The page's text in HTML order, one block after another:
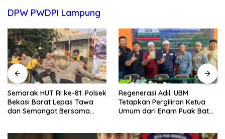
DPW PWDPI Lampung
Regenerasi Adil: UBM
Tetapkan Pergiliran Ketua
Umum dari Enam Puak Batak
Jumat Berkah: Kapolsek
Bekasi Barat Turun Langsung
Kunjungi Warga Sakit dan